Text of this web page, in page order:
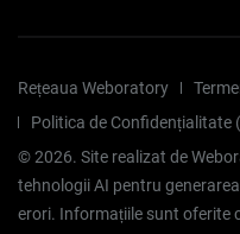
Rețeaua Weboratory
Politica de Confidențialitate
©2026. Site realizat de
tehnologii AI pentru
erori. Informațiile sunt oferite